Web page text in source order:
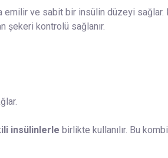
emilir ve sabit bir insülin düzeyi
şekeri kontrolü sağlanır.
insülinlerle birlikte kullanılır. Bu